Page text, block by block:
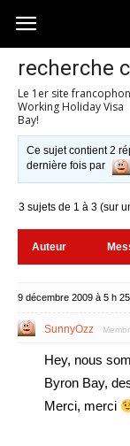
Australia-
australie.com
recherche
Le 1er site
Working Holiday Visa
Bay!
Ce sujet contient 2
dernière fois par
3 sujets de 1 à 3 (sur
Auteur
9 décembre 2009 à 5 h
SunnyOzz
Hey, nous
Byron Bay,
Merci, merci